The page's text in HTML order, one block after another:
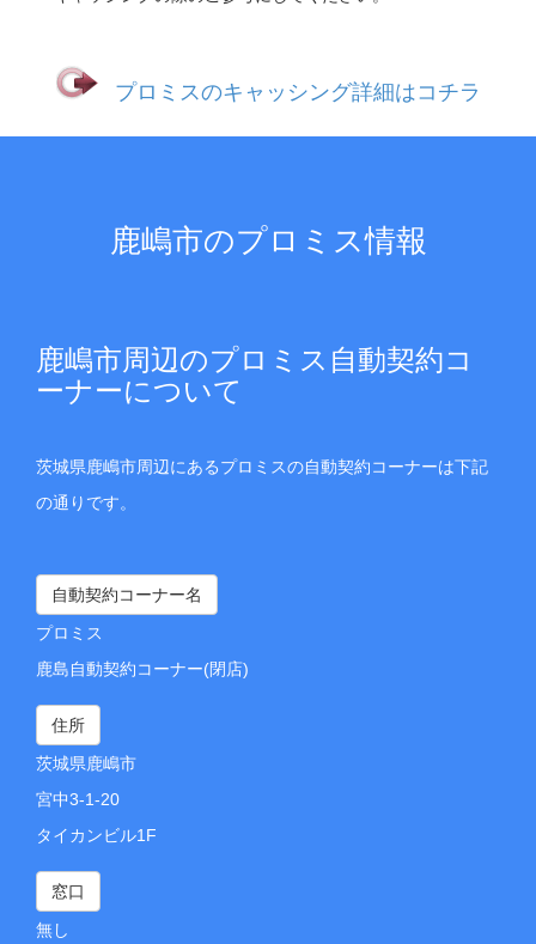
プロミスのキャッシング詳細はコチラ
鹿嶋市のプロミス情報
鹿嶋市周辺のプロミス自動契約コ
ーナーについて
茨城県鹿嶋市周辺にあるプロミスの自動契約コーナーは下記
の通りです。
自動契約コーナー名
プロミス
鹿島自動契約コーナー(閉店)
住所
茨城県鹿嶋市
宮中3-1-20
タイカンビル1F
窓口
無し